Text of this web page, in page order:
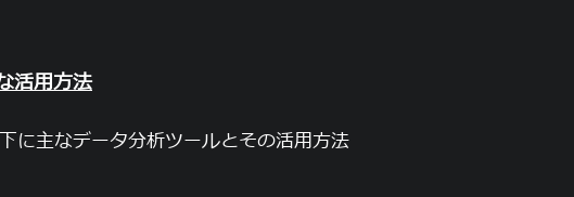
活用方法
に主なデータ分析ツールとその活用方法